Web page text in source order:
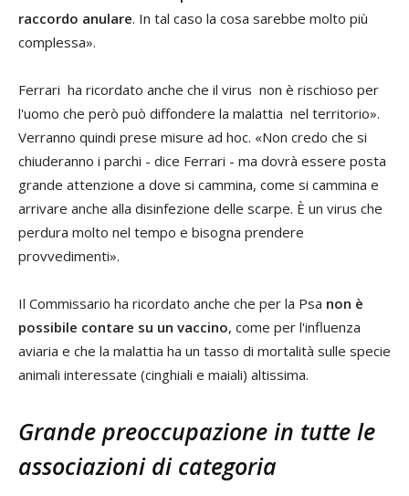
raccordo anulare. In tal caso la cosa sarebbe molto più
complessa».
Ferrari ha ricordato anche che il virus non è rischioso per
l'uomo che però può diffondere la malattia nel territorio».
Verranno quindi prese misure ad hoc. «Non credo che si
chiuderanno i parchi - dice Ferrari - ma dovrà essere posta
grande attenzione a dove si cammina, come si cammina e
arrivare anche alla disinfezione delle scarpe. È un virus che
perdura molto nel tempo e bisogna prendere
provvedimenti».
Il Commissario ha ricordato anche che per la Psa non è
possibile contare su un vaccino, come per l'influenza
aviaria e che la malattia ha un tasso di mortalità sulle specie
animali interessate (cinghiali e maiali) altissima.
Grande preoccupazione in tutte le
associazioni di categoria